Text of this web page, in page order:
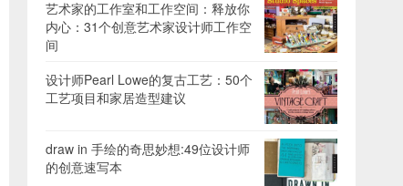
艺术家的工作室和工作空间：释放你
内心：31个创意艺术家设计师工作空
间
设计师Pearl Lowe的复古工艺：50个
工艺项目和家居造型建议
draw in 手绘的奇思妙想:49位设计师
的创意速写本